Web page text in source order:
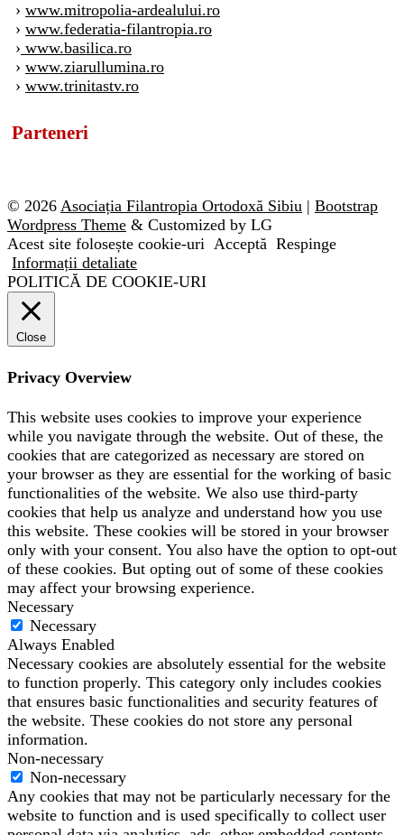
› www.mitropolia-ardealului.ro
› www.federatia-filantropia.ro
› www.basilica.ro
› www.ziarullumina.ro
› www.trinitastv.ro
Parteneri
© 2026 Asociația Filantropia Ortodoxă Sibiu | Bootstrap
Wordpress Theme & Customized by LG
Acest site folosește cookie-uri Acceptă Respinge
Informații detaliate
POLITICĂ DE COOKIE-URI
Close
Privacy Overview
This website uses cookies to improve your experience
while you navigate through the website. Out of these, the
cookies that are categorized as necessary are stored on
your browser as they are essential for the working of basic
functionalities of the website. We also use third-party
cookies that help us analyze and understand how you use
this website. These cookies will be stored in your browser
only with your consent. You also have the option to opt-out
of these cookies. But opting out of some of these cookies
may affect your browsing experience.
Necessary
Necessary
Always Enabled
Necessary cookies are absolutely essential for the website
to function properly. This category only includes cookies
that ensures basic functionalities and security features of
the website. These cookies do not store any personal
information.
Non-necessary
Non-necessary
Any cookies that may not be particularly necessary for the
website to function and is used specifically to collect user